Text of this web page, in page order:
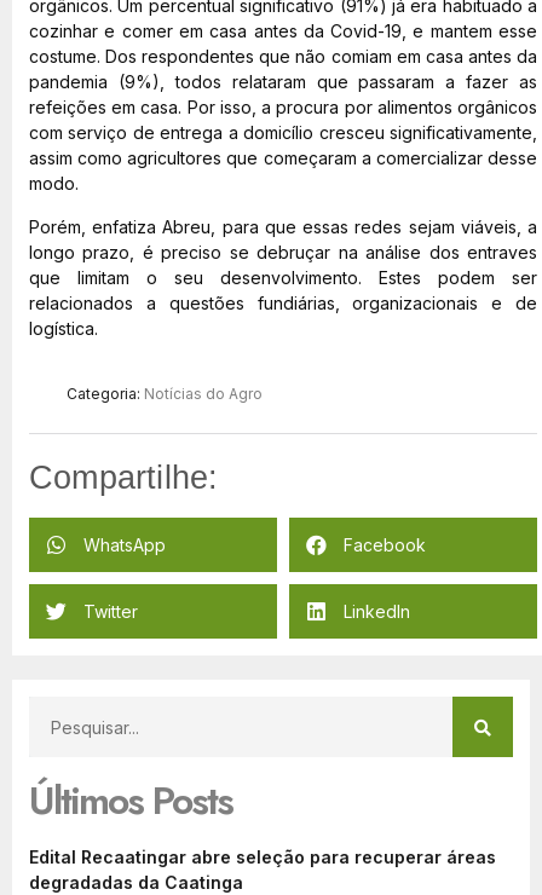
orgânicos. Um percentual significativo (91%) já era habituado a
cozinhar e comer em casa antes da Covid-19, e mantem esse
costume. Dos respondentes que não comiam em casa antes da
pandemia (9%), todos relataram que passaram a fazer as
refeições em casa. Por isso, a procura por alimentos orgânicos
com serviço de entrega a domicílio cresceu significativamente,
assim como agricultores que começaram a comercializar desse
modo.
Porém, enfatiza Abreu, para que essas redes sejam viáveis, a
longo prazo, é preciso se debruçar na análise dos entraves
que limitam o seu desenvolvimento. Estes podem ser
relacionados a questões fundiárias, organizacionais e de
logística.
Categoria: Notícias do Agro
Compartilhe:
WhatsApp Facebook
Twitter LinkedIn
Últimos Posts
Edital Recaatingar abre seleção para recuperar áreas
degradadas da Caatinga